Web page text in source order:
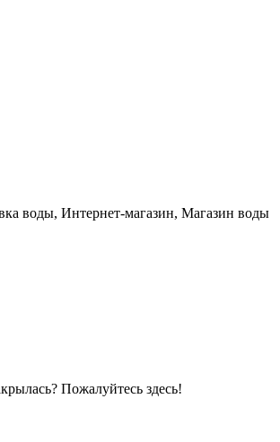
воды, Интернет-магазин, Магазин воды
Пожалуйтесь здесь!